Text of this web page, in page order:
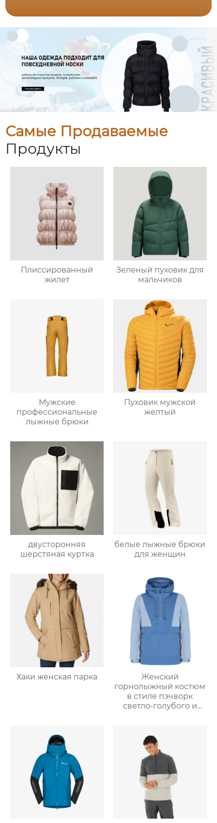
Самые Продаваемые
Продукты
Плиссированный
жилет
Зеленый пуховик для
мальчиков
Мужские
профессиональные
лыжные брюки
Пуховик мужской
желтый
двусторонняя
шерстяная куртка
белые лыжные брюки
для женщин
Хаки женская парка
Женский
горнолыжный костюм
в стиле пэчворк
светло-голубого и